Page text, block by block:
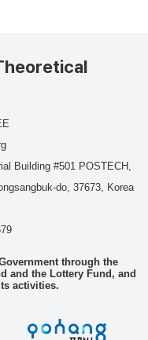
Building #501 POSTECH,
do, 37673, Korea
through the
and the Lottery Fund, and
activities.